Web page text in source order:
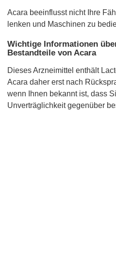
Acara beeinflusst nicht Ihre
lenken und Maschinen zu
Wichtige Informationen
Bestandteile von Acara
Dieses Arzneimittel enthält
Acara daher erst nach
wenn Ihnen bekannt ist, dass
Unverträglichkeit gegenüber